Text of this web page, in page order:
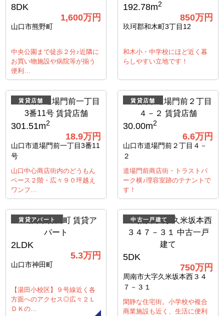
8DK
1,600万円
山口市熊野町
中央公園まで徒歩２分♪近隣に
お買い物施設や病院等が揃う
便利…
192.78m2
850万円
玖珂郡和木町3丁目12
和木小・中学校にほど近く暮
らしやすい立地です！
賃貸店舗
301.51m2
18.9万円
山口市道場門前一丁目3番11
号
山口中心商店街内のどうもん
ベース２階・広々９０坪越え
ワンフ…
賃貸店舗
30.00m2
6.6万円
山口市道場門前２丁目４－
２
道場門前商店街・トラストパ
ーク横♪理容室跡のテナントで
す！
賃貸アパート
2LDK
5.3万円
山口市神田町
【湯田小校区】９号線近く各
方面へのアクセス◎広々２Ｌ
ＤＫの…
中古一戸建て
5DK
750万円
周南市大字久米坂本西３４
７－３１
閑静な住宅街。小学校や複合
商業施設も近く、生活に便利